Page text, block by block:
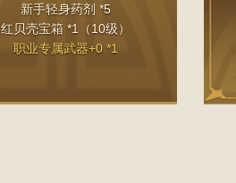
新手轻身药剂 *5
红贝壳宝箱 *1（10级）
职业专属武器+0 *1